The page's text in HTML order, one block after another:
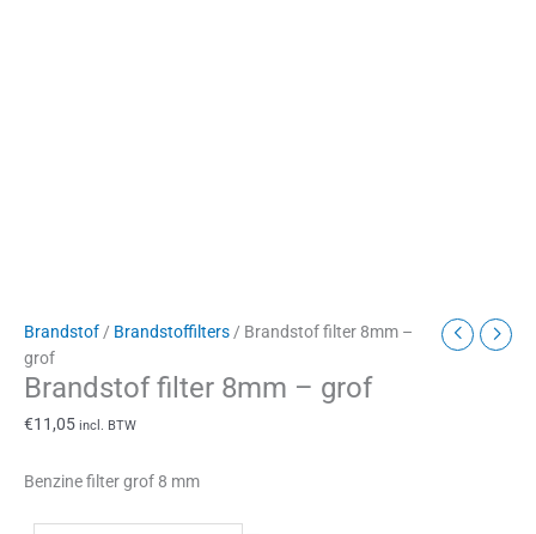
Brandstof/ Brandstoffilters/ Brandstof filter 8mm –
grof
Brandstof filter 8mm – grof
€11,05 incl. BTW
Benzine filter grof 8 mm